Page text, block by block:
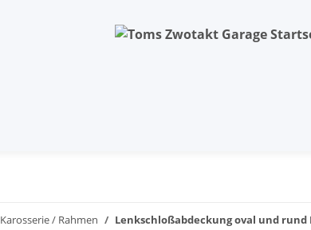
Karosserie / Rahmen Lenkschloßabdeckung oval und rund